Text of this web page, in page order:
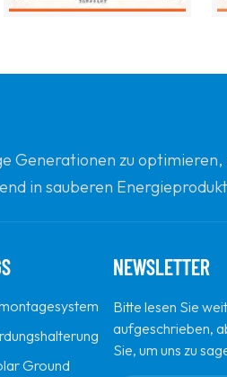
Generationen zu optimieren,
in sauberen
Ground
NEWSLETTER
Bitte lesen Sie
aufgeschrieben,
Sie, um uns zu